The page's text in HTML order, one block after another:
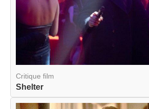
Critique film
Shelter